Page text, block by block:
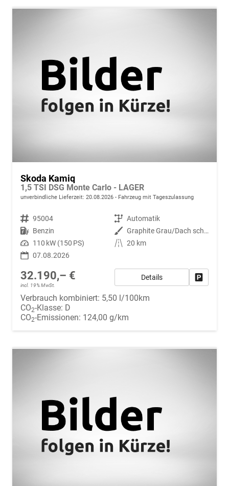
Skoda Kamiq
1,5 TSI DSG Monte Carlo - LAGER
unverbindliche Lieferzeit: 20.08.2026 Fahrzeug mit Tageszulassung
Fahrzeugnr. 95004 Getriebe Automatik
Kraftstoff Benzin Außenfarbe
Graphite Grau/Dach schwarz Metallic (5X1Z)
Leistung 110 kW (150 PS) Kilometerstand 20 km
07.08.2026
32.190,– €
incl. 19% MwSt.
Details
Verbrauch kombiniert: 5,50 l/100km
CO2-Klasse: D
CO2-Emissionen: 124,00 g/km